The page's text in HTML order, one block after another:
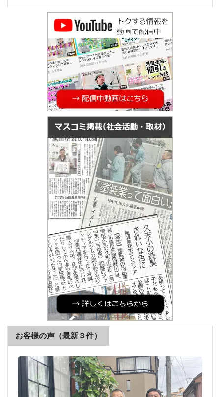
お客様の声（最新３件）